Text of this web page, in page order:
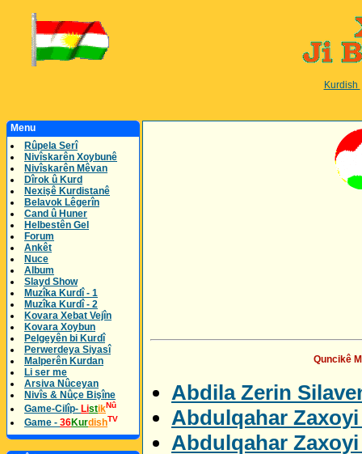
Kurdish
Menu
Rûpela Serî
Nivîskarên Xoybunê
Nivîskarên Mêvan
Dîrok û Kurd
Nexişê Kurdistanê
Belavok Lêgerîn
Cand û Huner
Helbestên Gel
Forum
Ankêt
Nuce
Album
Slayd Show
Muzîka Kurdî - 1
Muzîka Kurdî - 2
Kovara Xebat Vejîn
Kovara Xoybun
Pelgeyên bi Kurdî
Perwerdeya Siyasî
Malperên Kurdan
Li ser me
Arsiva Nûceyan
Nivîs & Nûçe Bişîne
Game-Cilîp- ListikNû
Game - 36KurdishTV
Quncikê
Abdila Zerin
Abdulqahar
Abdulqahar